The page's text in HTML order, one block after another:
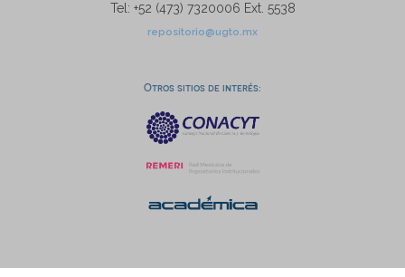
Tel: +52 (473) 7320006 Ext. 5538
repositorio@ugto.mx
Otros sitios de interés: